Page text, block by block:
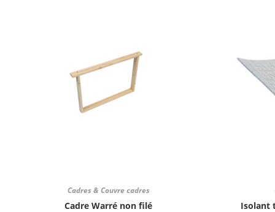
Cadres & Couvre cadres
Cadre Warré non filé Isolant